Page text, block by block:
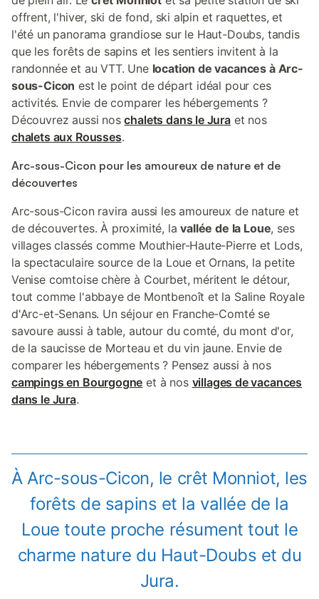
offrent, l'hiver, ski de fond, ski alpin et raquettes, et
l'été un panorama grandiose sur le Haut-Doubs, tandis
que les forêts de sapins et les sentiers invitent à la
randonnée et au VTT. Une location de vacances à Arc-
sous-Cicon est le point de départ idéal pour ces
activités. Envie de comparer les hébergements ?
Découvrez aussi noschalets dans le Juraet nos
chalets aux Rousses.
Arc-sous-Cicon pour les amoureux de nature et de
découvertes
Arc-sous-Cicon ravira aussi les amoureux de nature et
de découvertes. À proximité, lavallée de la Loue, ses
villages classés comme Mouthier-Haute-Pierre et Lods,
la spectaculaire source de la Loue et Ornans, la petite
Venise comtoise chère à Courbet, méritent le détour,
tout comme l'abbaye de Montbenoît et la Saline Royale
d'Arc-et-Senans. Un séjour en Franche-Comté se
savoure aussi à table, autour du comté, du mont d'or,
de la saucisse de Morteau et du vin jaune. Envie de
comparer les hébergements ? Pensez aussi à nos
campings en Bourgogne et à nos villages de vacances
dans le Jura.
À Arc-sous-Cicon, le crêt Monniot, les
forêts de sapins et la vallée de la
Loue toute proche résument tout le
charme nature du Haut-Doubs et du
Jura.